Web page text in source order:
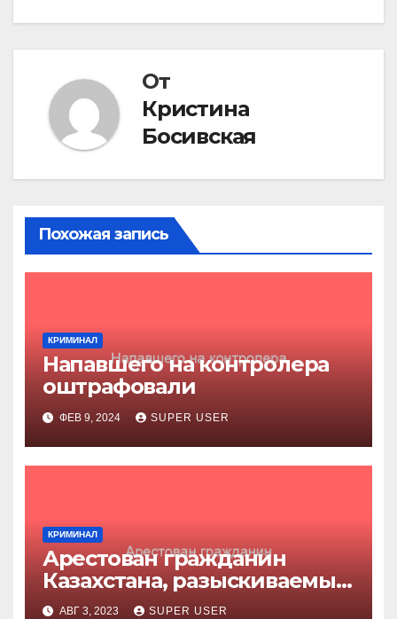
От
Кристина
Босивская
Похожая запись
КРИМИНАЛ
Напавшего на контролера
оштрафовали
ФЕВ 9, 2024 SUPER USER
КРИМИНАЛ
Арестован гражданин
Казахстана, разыскиваемый
за убийство
АВГ 3, 2023 SUPER USER